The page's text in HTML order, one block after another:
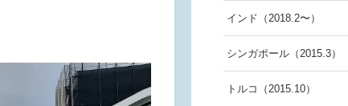
インド（2018.2〜）
シンガポール（2015.3）
トルコ（2015.10）